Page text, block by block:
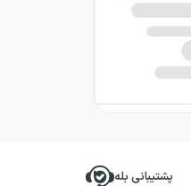
پشتیبانی بله